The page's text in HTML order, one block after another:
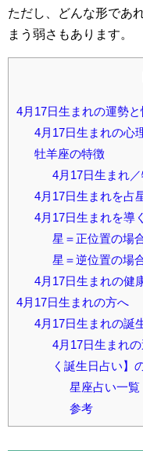
ただし、どんな形であ
まう弱さもあります。
4月17日生まれの運勢と
4月17日生まれの心
牡羊座の特徴
4月17日生まれ
4月17日生まれを占
4月17日生まれを導
星＝正位置の場
星＝逆位置の場
4月17日生まれの健
4月17日生まれの方へ
4月17日生まれの誕
4月17日生まれ
く誕生日占い】
星座占い一覧
参考